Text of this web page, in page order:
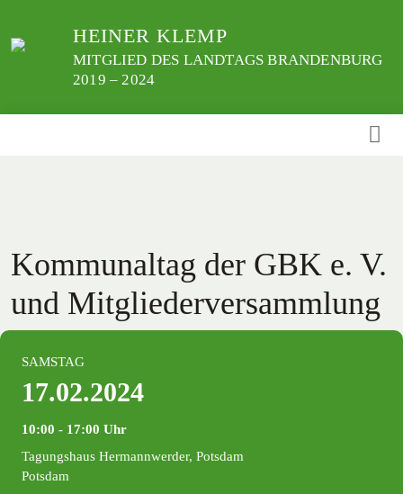
zum
HEINER KLEMP
MITGLIED DES LANDTAGS BRANDENBURG
2019 – 2024
Kommunaltag der GBK e. V.
und Mitgliederversammlung
SAMSTAG
17.02.2024
10:00 ‐ 17:00 Uhr
Tagungshaus Hermannwerder, Potsdam
Potsdam